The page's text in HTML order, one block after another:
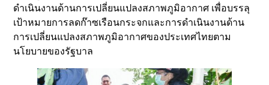
ดำเนินงานด้านการเปลี่ยนแปลงสภาพภูมิอากาศ เพื่อบรรลุ
เป้าหมายการลดก๊าซเรือนกระจกและการดำเนินงานด้าน
การเปลี่ยนแปลงสภาพภูมิอากาศของประเทศไทยตาม
นโยบายของรัฐบาล